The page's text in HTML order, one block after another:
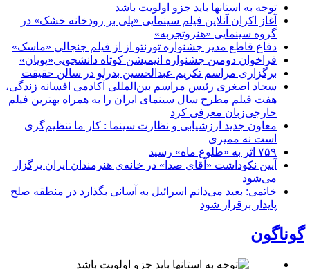
توجه به استانها باید جزو اولویت باشد
آغاز اکران آنلاین فیلم سینمایی «پلی بر رودخانه خشک» در
گروه سینمایی «هنروتجربه»
دفاع قاطع مدیر جشنواره تورنتو از از فیلم جنجالی «ماسک»
فراخوان دومین جشنواره انیمیشن کوتاه دانشجویی«پویان»
برگزاری مراسم تکریم عبدالحسین بدرلو در سالن حقیقت
سجاد اصغری رئیس مراسم بین‌المللی آکادمی افسانه زندگی،
هفت فیلم مطرح سال سینمای ایران را به همراه بهترین فیلم
خارجی‌زبان معرفی کرد
معاون جدید ارزشیابی و نظارت سینما : کار ما تنظیم‌گری
است نه ممیزی
۷۵۹ اثر به «طلوع ماه» رسید
آیین نکوداشت «آقای صدا» در خانه‌ی هنرمندان ایران برگزار
می‌شود
خاتمی: بعید می‌دانم اسرائیل به آسانی بگذارد در منطقه صلح
پایدار برقرار شود
گوناگون